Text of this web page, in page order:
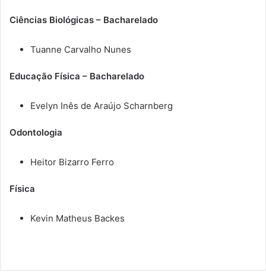
Ciências Biológicas – Bacharelado
Tuanne Carvalho Nunes
Educação Física – Bacharelado
Evelyn Inês de Araújo Scharnberg
Odontologia
Heitor Bizarro Ferro
Física
Kevin Matheus Backes